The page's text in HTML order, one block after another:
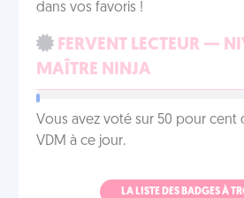
dans vos favoris !
FERVENT LECTEUR —
MAÎTRE NINJA
Vous avez voté sur 50 pour cent
VDM à ce jour.
LA LISTE DES BADGES À